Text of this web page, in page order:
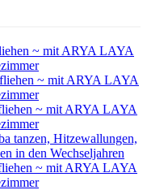
~ mit ARYA LAYA
~ mit ARYA LAYA
~ mit ARYA LAYA
tanzen, Hitzewallungen,
in den Wechseljahren
~ mit ARYA LAYA